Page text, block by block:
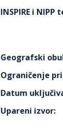
INSPIRE i
Geografski
Ograničenje
Datum
Upareni izvor: